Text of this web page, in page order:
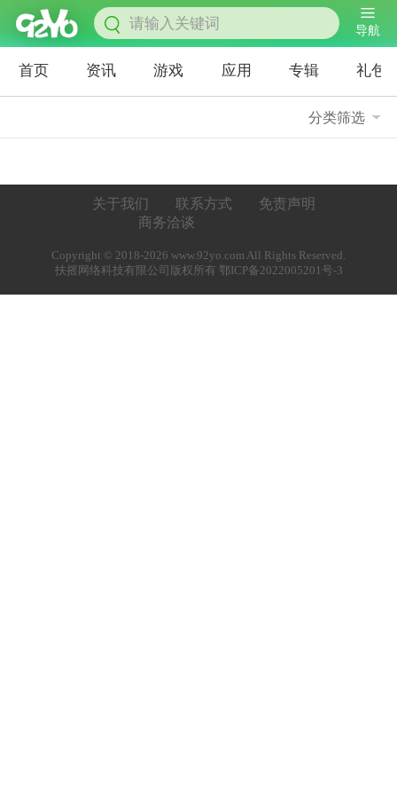
导航
首页 资讯 游戏 应用 专辑 礼包
分类筛选
关于我们 联系方式
免责声明
商务洽谈
Copyright © 2018-2026 www.92yo.com All Rights Reserved.
扶摇网络科技有限公司版权所有 鄂ICP备2022005201号-3